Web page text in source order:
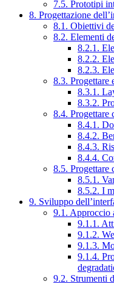
7.5. Prototipi
8. Progettazione
8.1. Obiettivi
8.2. Elementi
8.2.1.
8.2.2.
8.2.3.
8.3. Progettare
8.3.1.
8.3.2.
8.4. Progettare
8.4.1.
8.4.2.
8.4.3.
8.4.4.
8.5. Progettare
8.5.1.
8.5.2. I
9. Sviluppo
9.1. Approccio
9.1.1.
9.1.2.
9.1.3.
9.1.4.
9.2. Strumenti